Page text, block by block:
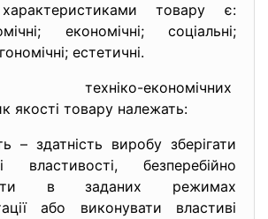
товару є:
економічні; соціальні;
естетичні.
економічних
якості товару належать:
– здатність виробу зберігати
властивості, безперебійно
в заданих режимах
або виконувати властиві